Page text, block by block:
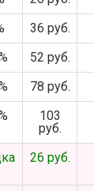
36 руб.
52 руб.
78 руб.
103
руб.
26 руб.